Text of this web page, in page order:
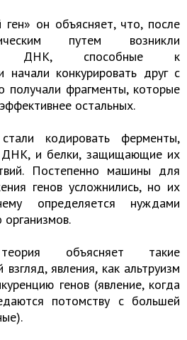
ген» он объясняет, что, после
путем возникли
ДНК, способные к
начали конкурировать друг с
получали фрагменты, которые
остальных.
кодировать ферменты,
ДНК, и белки, защищающие их
Постепенно машины для
генов усложнились, но их
определяется нуждами
организмов.
теория объясняет такие
явления, как альтруизм
генов (явление, когда
потомству с большей